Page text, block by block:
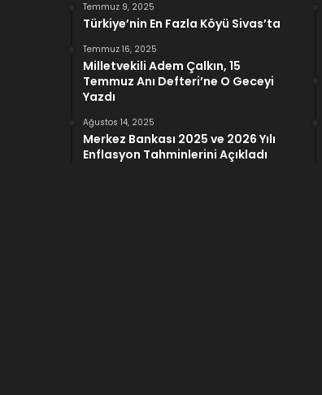
Temmuz 9, 2025
Türkiye’nin En Fazla Köyü Sivas’ta
Temmuz 16, 2025
Milletvekili Adem Çalkın, 15
Temmuz Anı Defteri’ne O Geceyi
Yazdı
Ağustos 14, 2025
Merkez Bankası 2025 ve 2026 Yılı
Enflasyon Tahminlerini Açıkladı